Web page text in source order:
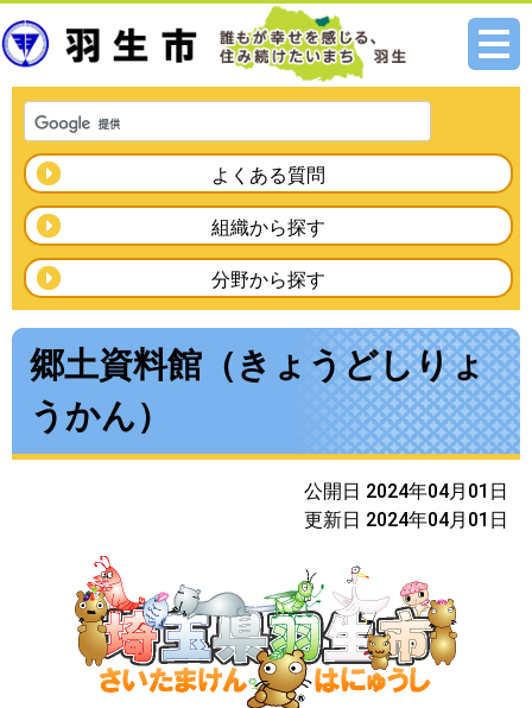
メニ
よくある質問
組織から探す
分野から探す
郷土資料館（きょうどしりょ
うかん）
公開日 2024年04月01日
更新日 2024年04月01日